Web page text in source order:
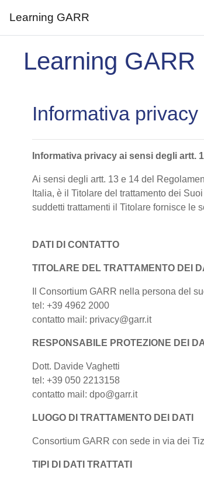
Learning GARR
Learning GARR
Informativa privacy
Informativa privacy ai sensi degli artt.
Ai sensi degli artt. 13 e 14 del
Italia, è il Titolare del trattamento dei
suddetti trattamenti il Titolare fornisce le
DATI DI CONTATTO
TITOLARE DEL TRATTAMENTO DEI
Il Consortium GARR nella persona del
tel: +39 4962 2000
contatto mail: privacy@garr.it
RESPONSABILE PROTEZIONE DEI
Dott. Davide Vaghetti
tel: +39 050 2213158
contatto mail: dpo@garr.it
LUOGO DI TRATTAMENTO DEI DATI
Consortium GARR con sede in via dei
TIPI DI DATI TRATTATI